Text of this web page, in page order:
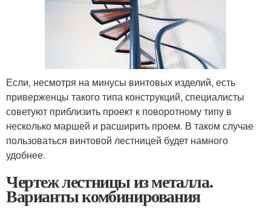
Если, несмотря на минусы винтовых изделий, есть
приверженцы такого типа конструкций, специалисты
советуют приблизить проект к поворотному типу в
несколько маршей и расширить проем. В таком случае
пользоваться винтовой лестницей будет намного
удобнее.
Чертеж лестницы из металла.
Варианты комбинирования